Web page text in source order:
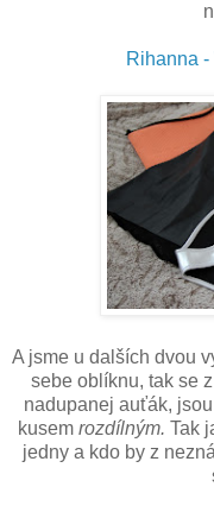
Rihanna
A jsme u dalších dvou
sebe oblíknu, tak se
nadupanej auťák,
kusem rozdílným. Tak
jedny a kdo by z